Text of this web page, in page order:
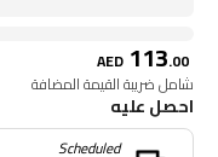
AED 113.00
شامل ضريبة القيمة المضافة
احصل عليه
Scheduled